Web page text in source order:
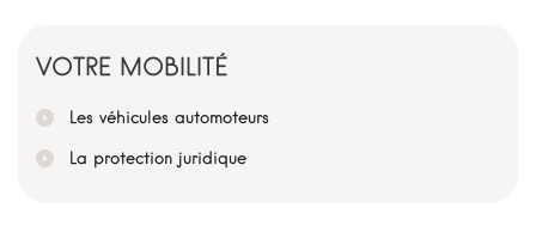
VOTRE MOBILITÉ
Les véhicules automoteurs
La protection juridique